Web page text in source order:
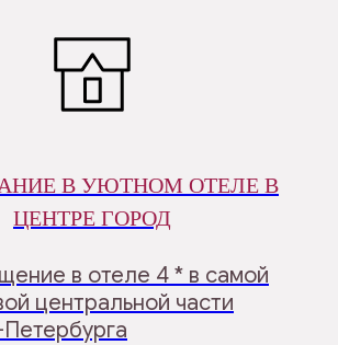
В УЮТНОМ ОТЕЛЕ В
ЦЕНТРЕ ГОРОД
в отеле 4 * в самой
центральной части